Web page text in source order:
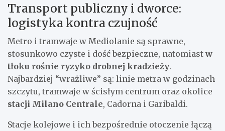
Transport publiczny i dworce:
logistyka kontra czujność
Metro i tramwaje w Mediolanie są sprawne,
stosunkowo czyste i dość bezpieczne, natomiastw
tłoku rośnie ryzyko drobnej kradzieży.
Najbardziej “wrażliwe” są: linie metra w godzinach
szczytu, tramwaje w ścisłym centrum oraz okolice
stacji Milano Centrale, Cadorna i Garibaldi.
Stacje kolejowe i ich bezpośrednie otoczenie łączą